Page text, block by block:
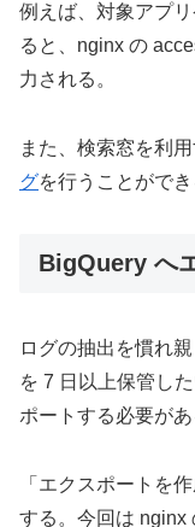
例えば、対象アプ
ると、nginx の
力される。
また、検索窓を利
グを行うことができ
BigQuery へ
ログの抽出を慣れ
を 7 日以上保管し
ポートする必要があ
「エクスポートを
する。今回は nginx